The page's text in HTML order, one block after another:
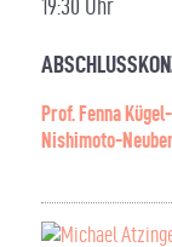
19:30 Uhr
Prof. Fenna
Nishimoto-